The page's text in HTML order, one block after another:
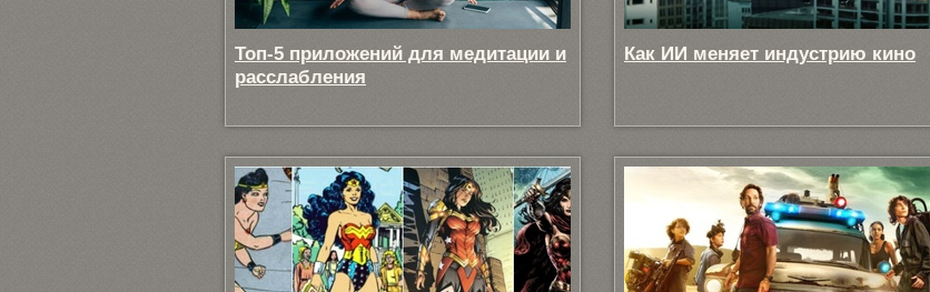
Топ-5 приложений для медитации и
расслабления
Как ИИ меняет индустрию кино